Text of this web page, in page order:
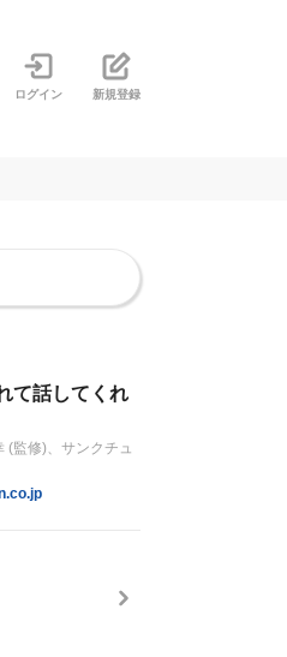
ログイン 新規登録
て話してくれ
(監修)、サンクチュ